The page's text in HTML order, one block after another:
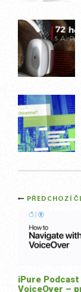
Post
PŘEDCHOZÍ
iPure
VoiceOver –